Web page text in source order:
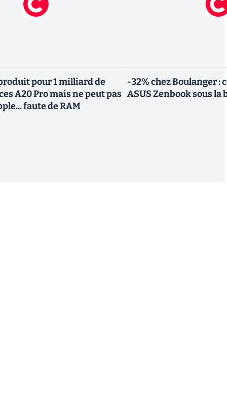
pour 1 milliard de
A20 Pro mais ne peut pas
faute de RAM
-32% chez Boulanger :
ASUS Zenbook sous la